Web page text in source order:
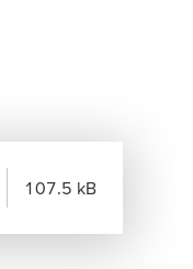
107.5 kB